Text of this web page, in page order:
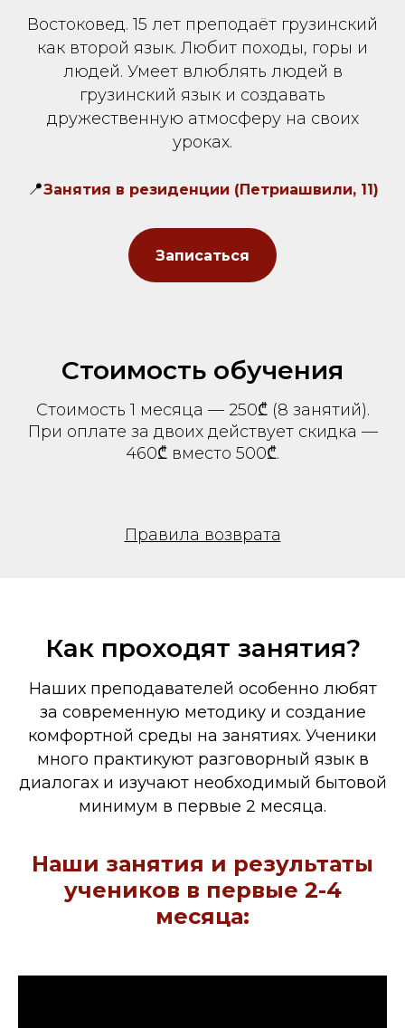
Востоковед. 15 лет преподаёт грузинский
как второй язык. Любит походы, горы и
людей. Умеет влюблять людей в
грузинский язык и создавать
дружественную атмосферу на своих
уроках.
📍Занятия в резиденции (Петриашвили, 11)
Записаться
Стоимость обучения
Стоимость 1 месяца — 250₾ (8 занятий).
При оплате за двоих действует скидка —
460₾ вместо 500₾.
Правила возврата
Как проходят занятия?
Наших преподавателей особенно любят
за современную методику и создание
комфортной среды на занятиях. Ученики
много практикуют разговорный язык в
диалогах и изучают необходимый бытовой
минимум в первые 2 месяца.
Наши занятия и результаты
учеников в первые 2-4
месяца: